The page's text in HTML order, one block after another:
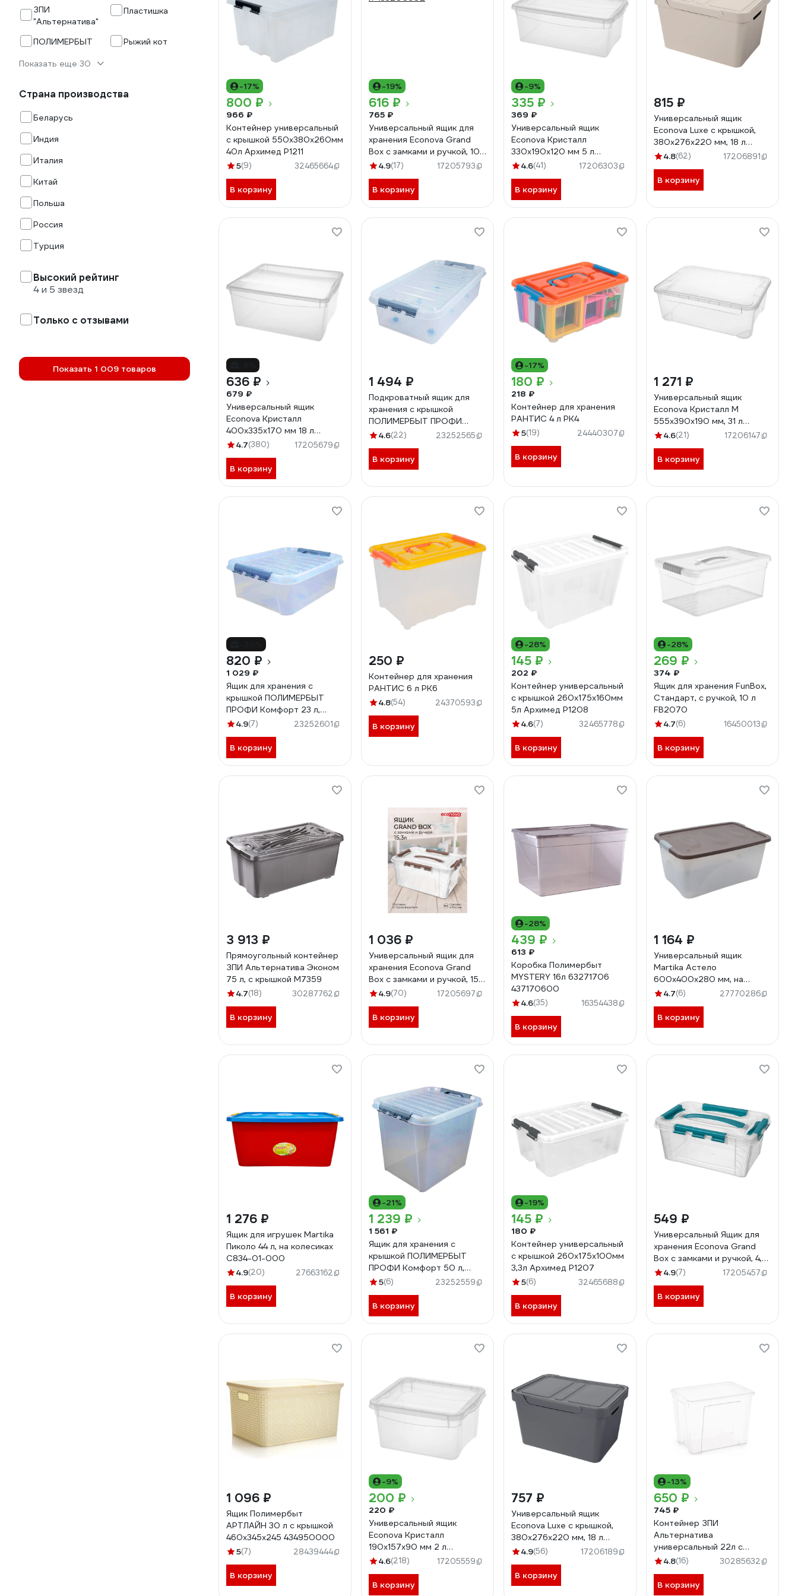
ЗПИ
"Альтернатива"
Пластишка
ПОЛИМЕРБЫТ Рыжий кот
Показать еще 30
Страна производства
Беларусь
Индия
Италия
Китай
Польша
Россия
Турция
Высокий рейтинг
4 и 5 звезд
Только с отзывами
Показать 1 009 товаров
-17%
800 ₽
966 ₽
Контейнер универсальный
с крышкой 550x380x260мм
40л Архимед Р1211
5(9) 32465664
В корзину
-19%
616 ₽
765 ₽
Универсальный ящик для
хранения Econova Grand
Box с замками и ручкой, 10
л 433200302
4.9(17) 17205793
В корзину
-9%
335 ₽
369 ₽
Универсальный ящик
Econova Кристалл
330х190х120 мм 5 л
бесцветный 431249201
4.6(41) 17206303
В корзину
815 ₽
Универсальный ящик
Econova Luxe с крышкой,
380х276х220 мм, 18 л
светло-бежевый
4.8(62) 17206891
В корзину
636 ₽
679 ₽
Универсальный ящик
Econova Кристалл
400х335х170 мм 18 л
бесцветный 431249301
4.7(380) 17205679
В корзину
1 494 ₽
Подкроватный ящик для
хранения с крышкой
ПОЛИМЕРБЫТ ПРОФИ
Комфорт 35 л, на колесах,
437970000
4.6(22) 23252565
В корзину
-17%
180 ₽
218 ₽
Контейнер для хранения
РАНТИС 4 л РК4
5(19) 24440307
В корзину
1 271 ₽
Универсальный ящик
Econova Кристалл М
555х390х190 мм, 31 л
бесцветный 431265901
4.6(21) 17206147
В корзину
820 ₽
1 029 ₽
Ящик для хранения с
крышкой ПОЛИМЕРБЫТ
ПРОФИ Комфорт 23 л,
прозрачный 63200794
4.9(7) 23252601
В корзину
250 ₽
Контейнер для хранения
РАНТИС 6 л РК6
4.8(54) 24370593
В корзину
-28%
145 ₽
202 ₽
Контейнер универсальный
с крышкой 260x175x160мм
5л Архимед Р1208
4.6(7) 32465778
В корзину
-28%
269 ₽
374 ₽
Ящик для хранения FunBox,
Стандарт, с ручкой, 10 л
FB2070
4.7(6) 16450013
В корзину
3 913 ₽
Прямоугольный контейнер
ЗПИ Альтернатива Эконом
75 л, с крышкой М7359
4.7(18) 30287762
В корзину
1 036 ₽
Универсальный ящик для
хранения Econova Grand
Box с замками и ручкой, 15,3
л 433200414
4.9(70) 17205697
В корзину
-28%
439 ₽
613 ₽
Коробка Полимербыт
MYSTERY 16л 63271706
437170600
4.6(35) 16354438
В корзину
1 164 ₽
Универсальный ящик
Martika Астело
600x400x280 мм, на
колесиках, коричнево-
4.7(6) 27770286
В корзину
1 276 ₽
Ящик для игрушек Martika
Пиколо 44 л, на колесиках
С834-01-000
4.9(20) 27663162
В корзину
-21%
1 239 ₽
1 561 ₽
Ящик для хранения с
крышкой ПОЛИМЕРБЫТ
ПРОФИ Комфорт 50 л,
прозрачный 63200796
5(6) 23252559
В корзину
-19%
145 ₽
180 ₽
Контейнер универсальный
с крышкой 260x175x100мм
3,3л Архимед Р1207
5(6) 32465688
В корзину
549 ₽
Универсальный Ящик для
хранения Econova Grand
Box с замками и ручкой, 4,2
л 433200102
4.9(7) 17205457
В корзину
1 096 ₽
Ящик Полимербыт
АРТЛАЙН 30 л с крышкой
460x345x245 434950000
5(7) 28439444
В корзину
-9%
200 ₽
220 ₽
Универсальный ящик
Econova Кристалл
190х157х90 мм 2 л
бесцветный 431249101
4.6(218) 17205559
В корзину
757 ₽
Универсальный ящик
Econova Luxe с крышкой,
380х276х220 мм, 18 л
серый 433205811
4.9(56) 17206189
В корзину
-13%
650 ₽
745 ₽
Контейнер ЗПИ
Альтернатива
универсальный 22л с
крышкой М8312
4.8(16) 30285632
В корзину